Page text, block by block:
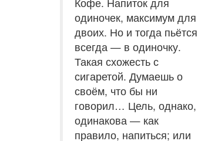
одиночек, максимум для
двоих. Но и тогда пьётся
всегда — в одиночку.
Такая схожесть с
сигаретой. Думаешь о
своём, что бы ни
говорил… Цель, однако,
одинакова — как
правило, напиться; или